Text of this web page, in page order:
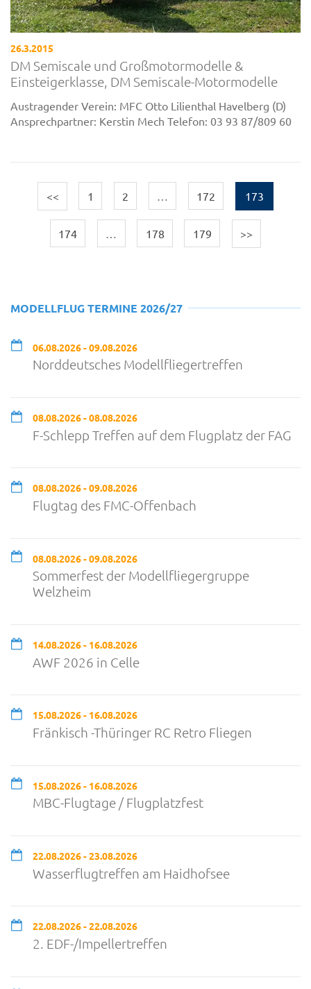
26.3.2015
DM Semiscale und Großmotormodelle &
Einsteigerklasse, DM Semiscale-Motormodelle
Austragender Verein: MFC Otto Lilienthal Havelberg (D)
Ansprechpartner: Kerstin Mech Telefon: 03 93 87/809 60
<< 1 2 … 172 173
174 … 178 179 >>
MODELLFLUG TERMINE 2026/27
06.08.2026 - 09.08.2026
Norddeutsches Modellfliegertreffen
08.08.2026 - 08.08.2026
F-Schlepp Treffen auf dem Flugplatz der FAG
08.08.2026 - 09.08.2026
Flugtag des FMC-Offenbach
08.08.2026 - 09.08.2026
Sommerfest der Modellfliegergruppe
Welzheim
14.08.2026 - 16.08.2026
AWF 2026 in Celle
15.08.2026 - 16.08.2026
Fränkisch -Thüringer RC Retro Fliegen
15.08.2026 - 16.08.2026
MBC-Flugtage / Flugplatzfest
22.08.2026 - 23.08.2026
Wasserflugtreffen am Haidhofsee
22.08.2026 - 22.08.2026
2. EDF-/Impellertreffen